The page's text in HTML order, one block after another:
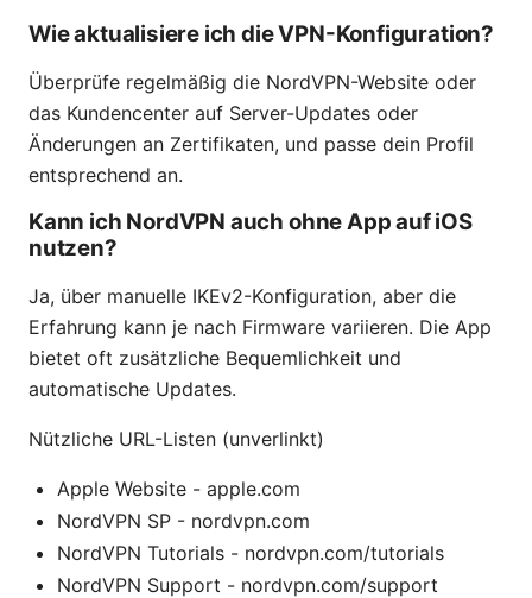
Wie aktualisiere ich die VPN-Konfiguration?
Überprüfe regelmäßig die NordVPN-Website oder
das Kundencenter auf Server-Updates oder
Änderungen an Zertifikaten, und passe dein Profil
entsprechend an.
Kann ich NordVPN auch ohne App auf iOS
nutzen?
Ja, über manuelle IKEv2-Konfiguration, aber die
Erfahrung kann je nach Firmware variieren. Die App
bietet oft zusätzliche Bequemlichkeit und
automatische Updates.
Nützliche URL-Listen (unverlinkt)
Apple Website - apple.com
NordVPN SP - nordvpn.com
NordVPN Tutorials - nordvpn.com/tutorials
NordVPN Support - nordvpn.com/support